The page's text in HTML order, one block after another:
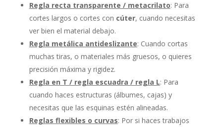
Regla recta transparente / metacrilato: Para
cortes largos o cortes con cúter, cuando necesitas
ver bien el material debajo.
Regla metálica antideslizante: Cuando cortas
muchas tiras, o materiales más gruesos, o quieres
precisión máxima y rigidez.
Regla en T / regla escuadra / regla L: Para
cuando haces estructuras (álbumes, cajas) y
necesitas que las esquinas estén alineadas.
Reglas flexibles o curvas: Por si haces trabajos